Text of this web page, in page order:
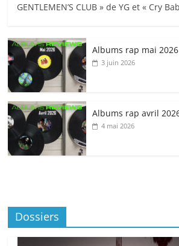
GENTLEMEN’S CLUB » de YG et « Cry
Albums rap mai 2026
3 juin 2026
Albums rap avril
4 mai 2026
Dossiers